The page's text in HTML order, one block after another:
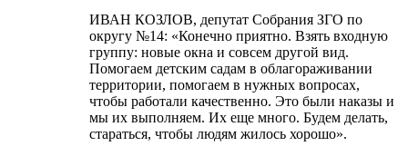
ИВАН КОЗЛОВ, депутат Собрания ЗГО по
округу №14: «Конечно приятно. Взять входную
группу: новые окна и совсем другой вид.
Помогаем детским садам в облагораживании
территории, помогаем в нужных вопросах,
чтобы работали качественно. Это были наказы и
мы их выполняем. Их еще много. Будем делать,
стараться, чтобы людям жилось хорошо».